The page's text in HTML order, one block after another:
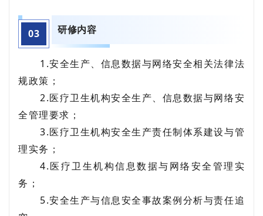
03 研修内容
1.安全生产、信息数据与网络安全相关法律法
规政策；
2.医疗卫生机构安全生产、信息数据与网络安
全管理要求；
3.医疗卫生机构安全生产责任制体系建设与管
理实务；
4.医疗卫生机构信息数据与网络安全管理实
务；
5.安全生产与信息安全事故案例分析与责任追